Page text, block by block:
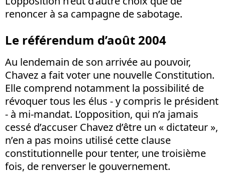
renoncer à sa campagne de sabotage.
Le référendum d’août 2004
Au lendemain de son arrivée au pouvoir,
Chavez a fait voter une nouvelle Constitution.
Elle comprend notamment la possibilité de
révoquer tous les élus - y compris le président
- à mi-mandat. L’opposition, qui n’a jamais
cessé d’accuser Chavez d’être un « dictateur »,
n’en a pas moins utilisé cette clause
constitutionnelle pour tenter, une troisième
fois, de renverser le gouvernement.